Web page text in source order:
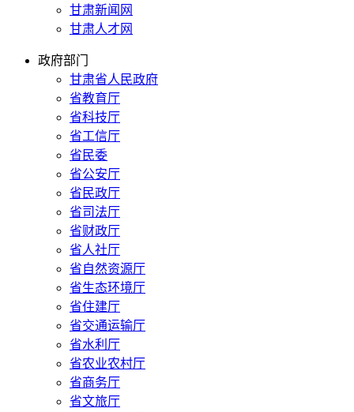
甘肃新闻网
甘肃人才网
政府部门
甘肃省人民政府
省教育厅
省科技厅
省工信厅
省民委
省公安厅
省民政厅
省司法厅
省财政厅
省人社厅
省自然资源厅
省生态环境厅
省住建厅
省交通运输厅
省水利厅
省农业农村厅
省商务厅
省文旅厅